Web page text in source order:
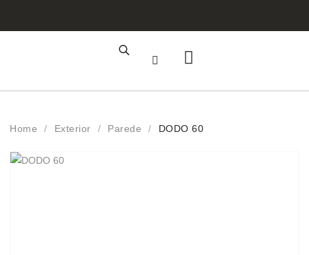
Home / Exterior / Parede / DODO 60